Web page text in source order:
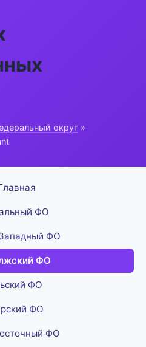
округ »
ФО
ФО
ФО
ФО
ФО
ФО